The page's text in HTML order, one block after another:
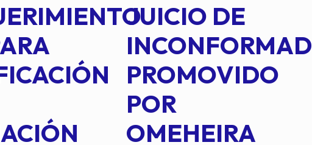
JUICIO DE
INCONFORMAD
PROMOVIDO
POR
OMEHEIRA